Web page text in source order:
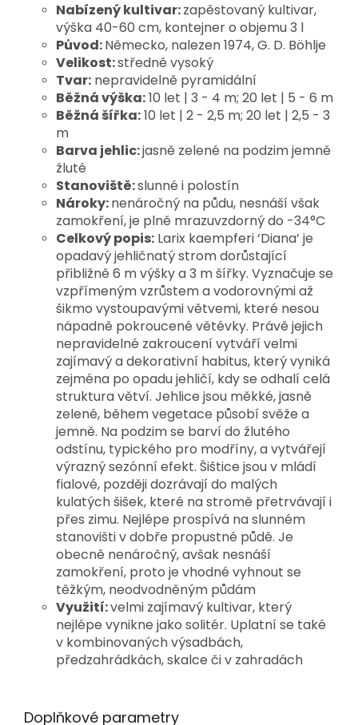
Nabízený kultivar:zapěstovaný kultivar,
výška 40-60 cm, kontejner o objemu 3 l
Původ:Německo, nalezen 1974, G. D. Böhlje
Velikost:středně vysoký
Tvar: nepravidelně pyramidální
Běžná výška:10 let | 3 - 4 m; 20 let | 5 - 6 m
Běžná šířka:10 let | 2 - 2,5 m; 20 let | 2,5 - 3
m
Barva jehlic:jasně zelené na podzim jemně
žluté
Stanoviště:slunné i polostín
Nároky:nenáročný na půdu, nesnáší však
zamokření, je plně mrazuvzdorný do -34°C
Celkový popis: Larix kaempferi ‘Diana’ je
opadavý jehličnatý strom dorůstající
přibližně 6 m výšky a 3 m šířky. Vyznačuje se
vzpřímeným vzrůstem a vodorovnými až
šikmo vystoupavými větvemi, které nesou
nápadně pokroucené větévky. Právě jejich
nepravidelné zakroucení vytváří velmi
zajímavý a dekorativní habitus, který vyniká
zejména po opadu jehličí, kdy se odhalí celá
struktura větví. Jehlice jsou měkké, jasně
zelené, během vegetace působí svěže a
jemně. Na podzim se barví do žlutého
odstínu, typického pro modříny, a vytvářejí
výrazný sezónní efekt. Šištice jsou v mládí
fialové, později dozrávají do malých
kulatých šišek, které na stromě přetrvávají i
přes zimu. Nejlépe prospívá na slunném
stanovišti v dobře propustné půdě. Je
obecně nenáročný, avšak nesnáší
zamokření, proto je vhodné vyhnout se
těžkým, neodvodněným půdám
Využití:velmi zajímavý kultivar, který
nejlépe vynikne jako solitér. Uplatní se také
v kombinovaných výsadbách,
předzahrádkách, skalce či v zahradách
Doplňkové parametry